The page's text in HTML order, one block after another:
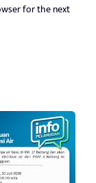
for the next